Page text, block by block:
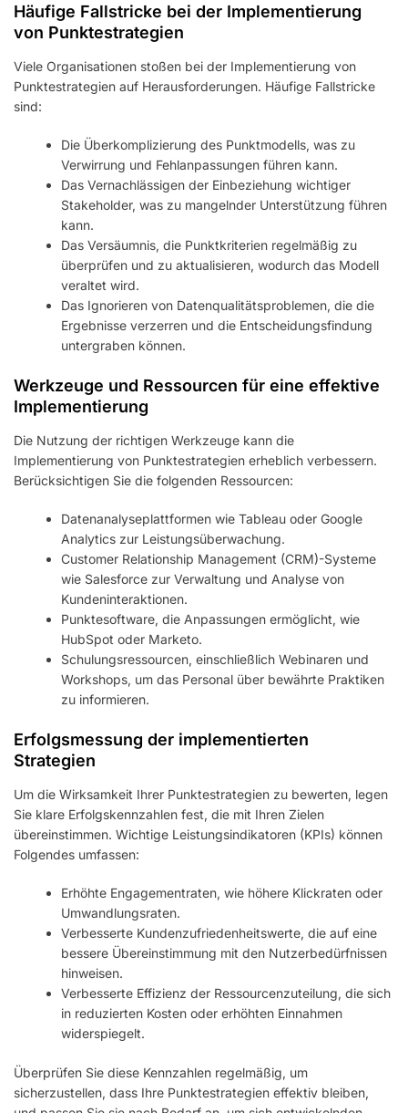
Häufige Fallstricke bei der Implementierung
von Punktestrategien
Viele Organisationen stoßen bei der Implementierung von
Punktestrategien auf Herausforderungen. Häufige Fallstricke
sind:
Die Überkomplizierung des Punktmodells, was zu
Verwirrung und Fehlanpassungen führen kann.
Das Vernachlässigen der Einbeziehung wichtiger
Stakeholder, was zu mangelnder Unterstützung führen
kann.
Das Versäumnis, die Punktkriterien regelmäßig zu
überprüfen und zu aktualisieren, wodurch das Modell
veraltet wird.
Das Ignorieren von Datenqualitätsproblemen, die die
Ergebnisse verzerren und die Entscheidungsfindung
untergraben können.
Werkzeuge und Ressourcen für eine effektive
Implementierung
Die Nutzung der richtigen Werkzeuge kann die
Implementierung von Punktestrategien erheblich verbessern.
Berücksichtigen Sie die folgenden Ressourcen:
Datenanalyseplattformen wie Tableau oder Google
Analytics zur Leistungsüberwachung.
Customer Relationship Management (CRM)-Systeme
wie Salesforce zur Verwaltung und Analyse von
Kundeninteraktionen.
Punktesoftware, die Anpassungen ermöglicht, wie
HubSpot oder Marketo.
Schulungsressourcen, einschließlich Webinaren und
Workshops, um das Personal über bewährte Praktiken
zu informieren.
Erfolgsmessung der implementierten
Strategien
Um die Wirksamkeit Ihrer Punktestrategien zu bewerten, legen
Sie klare Erfolgskennzahlen fest, die mit Ihren Zielen
übereinstimmen. Wichtige Leistungsindikatoren (KPIs) können
Folgendes umfassen:
Erhöhte Engagementraten, wie höhere Klickraten oder
Umwandlungsraten.
Verbesserte Kundenzufriedenheitswerte, die auf eine
bessere Übereinstimmung mit den Nutzerbedürfnissen
hinweisen.
Verbesserte Effizienz der Ressourcenzuteilung, die sich
in reduzierten Kosten oder erhöhten Einnahmen
widerspiegelt.
Überprüfen Sie diese Kennzahlen regelmäßig, um
sicherzustellen, dass Ihre Punktestrategien effektiv bleiben,